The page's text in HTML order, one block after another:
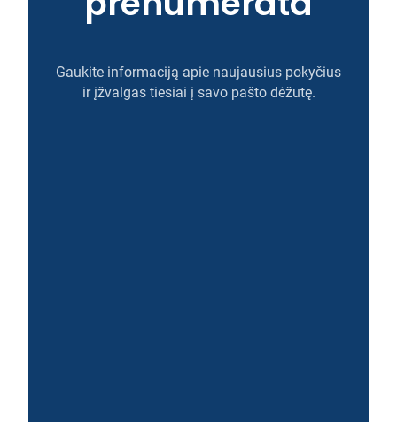
Gaukite informaciją apie naujausius pokyčius
ir įžvalgas tiesiai į savo pašto dėžutę.